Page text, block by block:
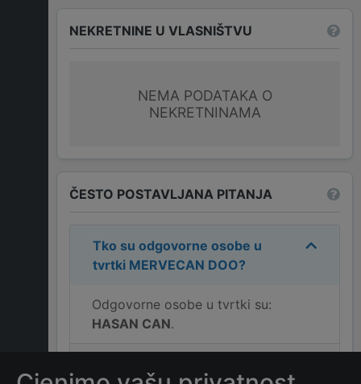
NEKRETNINE U VLASNIŠTVU
NEMA PODATAKA O
NEKRETNINAMA
ČESTO POSTAVLJANA PITANJA
Tko su odgovorne osobe u
tvrtki MERVECAN DOO?
Odgovorne osobe u tvrtki su:
HASAN CAN.